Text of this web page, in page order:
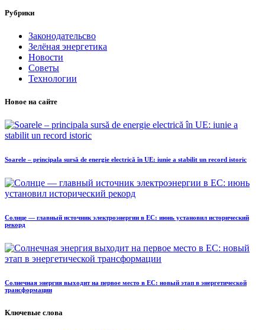
Рубрики
Законодательсво
Зелёная энергетика
Новости
Советы
Технологии
Новое на сайте
Soarele – principala sursă de energie electrică în UE: iunie a stabilit un record istoric
Солнце — главный источник электроэнергии в ЕС: июнь установил исторический
рекорд
Солнечная энергия выходит на первое место в ЕС: новый этап в энергетической
трансформации
Ключевые слова